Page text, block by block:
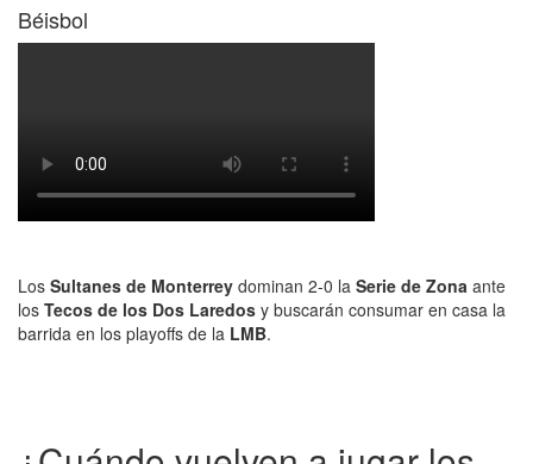
Béisbol
Los Sultanes de Monterrey dominan 2-0 la Serie de Zona ante
los Tecos de los Dos Laredos y buscarán consumar en casa la
barrida en los playoffs de la LMB.